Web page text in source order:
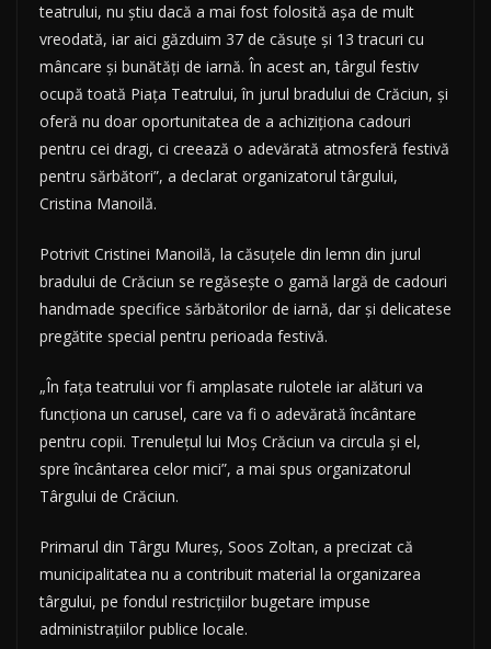
teatrului, nu ştiu dacă a mai fost folosită aşa de mult
vreodată, iar aici găzduim 37 de căsuţe şi 13 tracuri cu
mâncare şi bunătăţi de iarnă. În acest an, târgul festiv
ocupă toată Piaţa Teatrului, în jurul bradului de Crăciun, şi
oferă nu doar oportunitatea de a achiziţiona cadouri
pentru cei dragi, ci creează o adevărată atmosferă festivă
pentru sărbători”, a declarat organizatorul târgului,
Cristina Manoilă.
Potrivit Cristinei Manoilă, la căsuţele din lemn din jurul
bradului de Crăciun se regăseşte o gamă largă de cadouri
handmade specifice sărbătorilor de iarnă, dar şi delicatese
pregătite special pentru perioada festivă.
„În faţa teatrului vor fi amplasate rulotele iar alături va
funcţiona un carusel, care va fi o adevărată încântare
pentru copii. Trenuleţul lui Moş Crăciun va circula şi el,
spre încântarea celor mici”, a mai spus organizatorul
Târgului de Crăciun.
Primarul din Târgu Mureş, Soos Zoltan, a precizat că
municipalitatea nu a contribuit material la organizarea
târgului, pe fondul restricţiilor bugetare impuse
administraţiilor publice locale.